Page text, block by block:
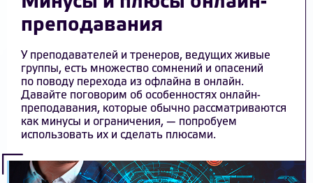
преподавания
У преподавателей и тренеров, ведущих живые
группы, есть множество сомнений и опасений
по поводу перехода из офлайна в онлайн.
Давайте поговорим об особенностях онлайн-
преподавания, которые обычно рассматриваются
как минусы и ограничения, — попробуем
использовать их и сделать плюсами.